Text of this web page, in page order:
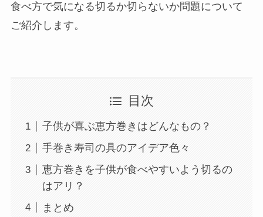
食べ方で気になる切るか切らないか問題について
ご紹介します。
目次
子供が喜ぶ恵方巻きはどんなもの？
手巻き寿司の具のアイデア色々
恵方巻きを子供が食べやすいよう切るの
はアリ？
まとめ